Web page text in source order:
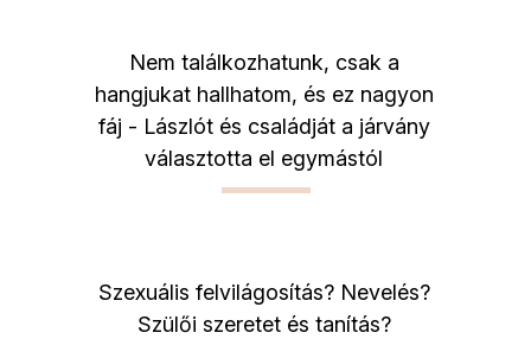
Nem találkozhatunk, csak a
hangjukat hallhatom, és ez nagyon
fáj - Lászlót és családját a járvány
választotta el egymástól
Szexuális felvilágosítás? Nevelés?
Szülői szeretet és tanítás?